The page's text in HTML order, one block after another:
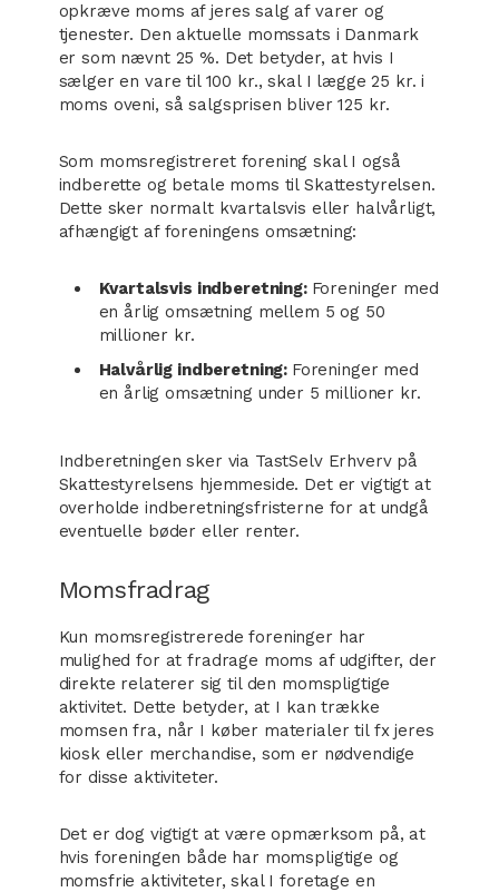
opkræve moms af jeres salg af varer og
tjenester. Den aktuelle momssats i Danmark
er som nævnt 25 %. Det betyder, at hvis I
sælger en vare til 100 kr., skal I lægge 25 kr. i
moms oveni, så salgsprisen bliver 125 kr.
Som momsregistreret forening skal I også
indberette og betale moms til Skattestyrelsen.
Dette sker normalt kvartalsvis eller halvårligt,
afhængigt af foreningens omsætning:
Kvartalsvis indberetning: Foreninger med
en årlig omsætning mellem 5 og 50
millioner kr.
Halvårlig indberetning: Foreninger med
en årlig omsætning under 5 millioner kr.
Indberetningen sker via TastSelv Erhverv på
Skattestyrelsens hjemmeside. Det er vigtigt at
overholde indberetningsfristerne for at undgå
eventuelle bøder eller renter.
Momsfradrag
Kun momsregistrerede foreninger har
mulighed for at fradrage moms af udgifter, der
direkte relaterer sig til den momspligtige
aktivitet. Dette betyder, at I kan trække
momsen fra, når I køber materialer til fx jeres
kiosk eller merchandise, som er nødvendige
for disse aktiviteter.
Det er dog vigtigt at være opmærksom på, at
hvis foreningen både har momspligtige og
momsfrie aktiviteter, skal I foretage en